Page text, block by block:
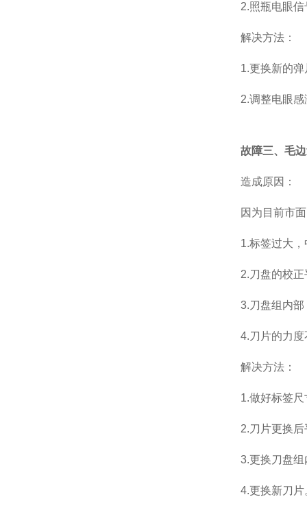
2.照瓶电眼信
解决方法：
1.更换新的弹
2.调整电眼感
故障三、毛边
造成原因：
因为目前市面
1.标签过大，
2.刀盘的校正
3.刀盘组内部，
4.刀片的力度
解决方法：
1.做好标签尺寸
2.刀片更换后
3.更换刀盘组
4.更换新刀片